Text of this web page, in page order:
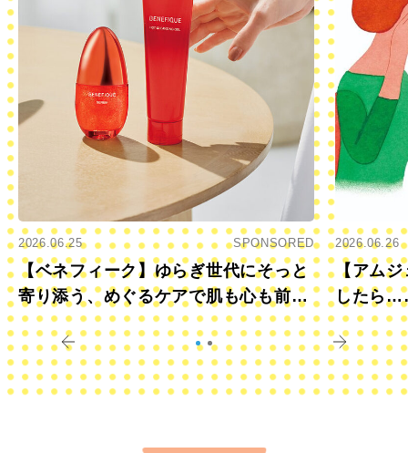
2026.06.25 SPONSORED
【ベネフィーク】ゆらぎ世代にそっと
寄り添う、めぐるケアで肌も心も前向
きに
2026.06.26
【アムジ
したら
すか？